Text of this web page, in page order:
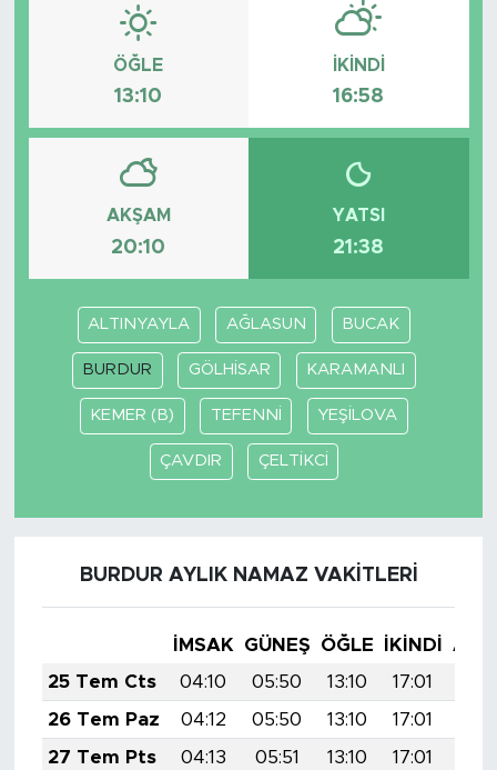
ÖĞLE
13:10
İKINDI
16:58
AKŞAM
20:10
YATSI
21:38
ALTINYAYLA AĞLASUN BUCAK
BURDUR GÖLHİSAR KARAMANLI
KEMER (B) TEFENNİ YEŞİLOVA
ÇAVDIR ÇELTİKCİ
BURDUR AYLIK NAMAZ VAKITLERI
İMSAK GÜNEŞ ÖĞLE İKINDI
25 Tem Cts
04:10 05:50 13:10 17:01
26 Tem Paz
04:12 05:50 13:10 17:01
27 Tem Pts
04:13 05:51 13:10 17:01